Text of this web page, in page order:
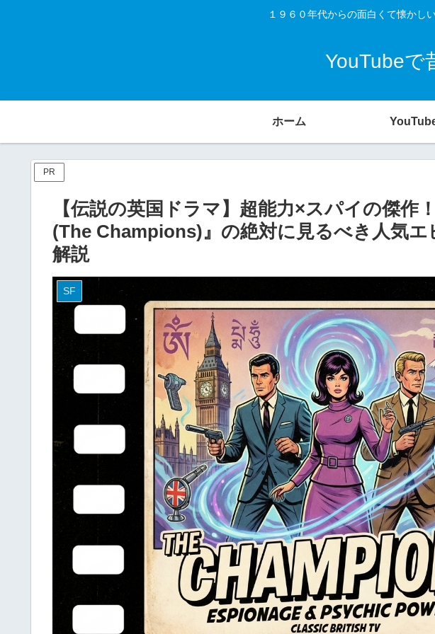
１９６０年代からの面白くて懐かし
YouTubeで
ホーム
PR
【伝説の英国ドラマ】超能力×スパイの傑作
(The Champions)』の絶対に見るべき人気エ
解説
SF